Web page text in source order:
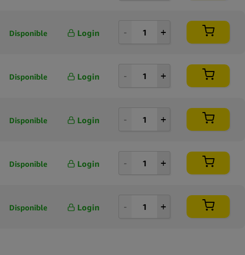
Disponible Login
Disponible Login
Disponible Login
Disponible Login
Disponible Login